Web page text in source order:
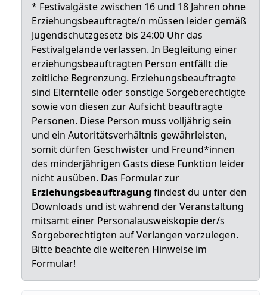
* Festivalgäste zwischen 16 und 18 Jahren ohne
Erziehungsbeauftragte/n müssen leider gemäß
Jugendschutzgesetz bis 24:00 Uhr das
Festivalgelände verlassen. In Begleitung einer
erziehungsbeauftragten Person entfällt die
zeitliche Begrenzung. Erziehungsbeauftragte
sind Elternteile oder sonstige Sorgeberechtigte
sowie von diesen zur Aufsicht beauftragte
Personen. Diese Person muss volljährig sein
und ein Autoritätsverhältnis gewährleisten,
somit dürfen Geschwister und Freund*innen
des minderjährigen Gasts diese Funktion leider
nicht ausüben. Das Formular zur
Erziehungsbeauftragung findest du unter den
Downloads und ist während der Veranstaltung
mitsamt einer Personalausweiskopie der/s
Sorgeberechtigten auf Verlangen vorzulegen.
Bitte beachte die weiteren Hinweise im
Formular!